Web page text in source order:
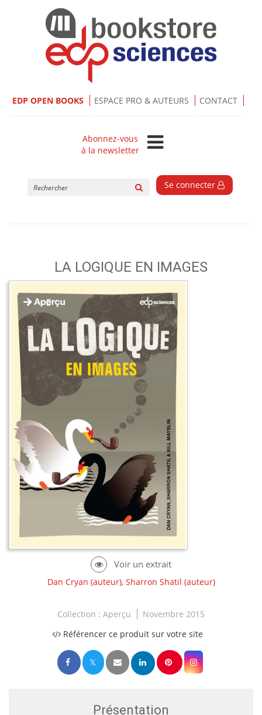
EDP OPEN BOOKS ESPACE PRO & AUTEURS CONTACT
Abonnez-vous
à la newsletter
Se connecter
LA LOGIQUE EN IMAGES
Dan Cryan (auteur), Sharron Shatil (auteur)
Collection : Aperçu
Novembre 2015
Référencer ce produit sur votre site
Présentation